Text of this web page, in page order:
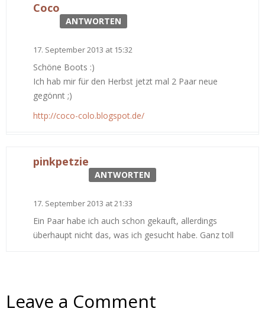
Coco
ANTWORTEN
17. September 2013 at 15:32
Schöne Boots :)
Ich hab mir für den Herbst jetzt mal 2 Paar neue
gegönnt ;)
http://coco-colo.blogspot.de/
pinkpetzie
ANTWORTEN
17. September 2013 at 21:33
Ein Paar habe ich auch schon gekauft, allerdings
überhaupt nicht das, was ich gesucht habe. Ganz toll
Leave a Comment